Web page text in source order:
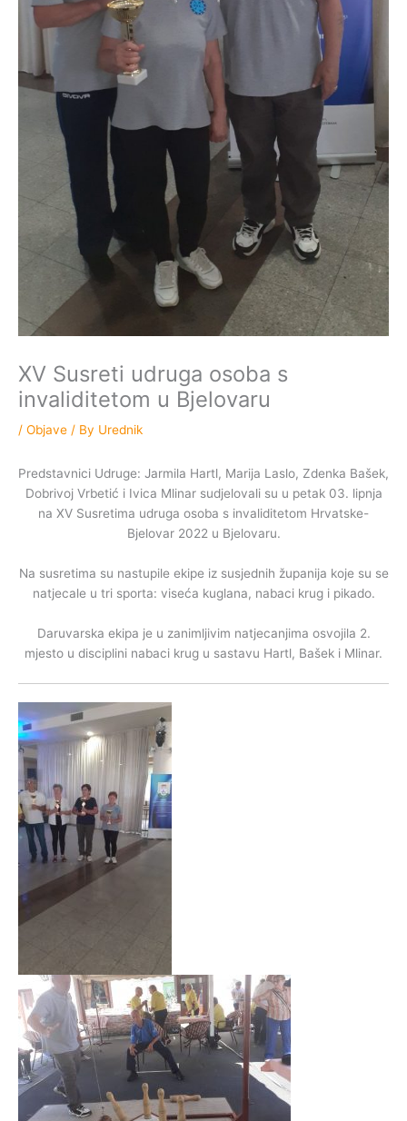
XV Susreti udruga osoba s
invaliditetom u Bjelovaru
/ Objave / By Urednik
Predstavnici Udruge: Jarmila Hartl, Marija Laslo, Zdenka Bašek,
Dobrivoj Vrbetić i Ivica Mlinar sudjelovali su u petak 03. lipnja
na XV Susretima udruga osoba s invaliditetom Hrvatske-
Bjelovar 2022 u Bjelovaru.
Na susretima su nastupile ekipe iz susjednih županija koje su se
natjecale u tri sporta: viseća kuglana, nabaci krug i pikado.
Daruvarska ekipa je u zanimljivim natjecanjima osvojila 2.
mjesto u disciplini nabaci krug u sastavu Hartl, Bašek i Mlinar.